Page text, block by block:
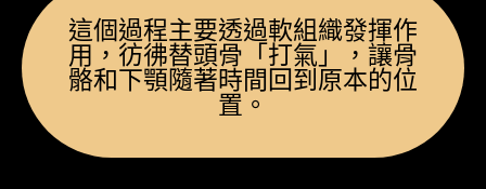
這個過程主要透過軟組織發揮作
用，彷彿替頭骨「打氣」，讓骨
骼和下顎隨著時間回到原本的位
置。